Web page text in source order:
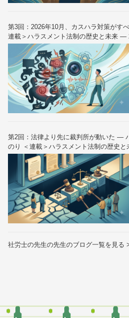
第3回：2026年10月、カスハラ対策がす
連載＞ハラスメント法制の歴史と未来 —
（全6回）
第2回：法律より先に裁判所が動いた —
のり ＜連載＞ハラスメント法制の歴史
読み解く（全6回）
社労士の先生の先生のブログ一覧を見る